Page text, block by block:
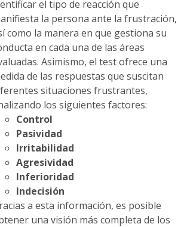
el tipo de reacción que
la persona ante la frustración,
como la manera en que gestiona su
en cada una de las áreas
Asimismo, el test ofrece una
de las respuestas que suscitan
situaciones frustrantes,
los siguientes factores:
Control
Pasividad
Irritabilidad
Agresividad
Inferioridad
Indecisión
a esta información, es posible
una visión más completa de los